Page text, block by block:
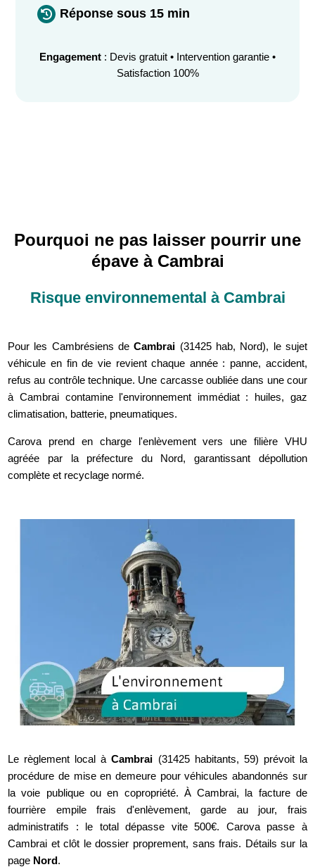
 Réponse sous 15 min
Engagement : Devis gratuit • Intervention garantie •
Satisfaction 100%
Pourquoi ne pas laisser pourrir une
épave à Cambrai
Risque environnemental à Cambrai
Pour les Cambrésiens deCambrai (31425 hab, Nord), le sujet
véhicule en fin de vie revient chaque année : panne, accident,
refus au contrôle technique. Une carcasse oubliée dans une cour
à Cambrai contamine l'environnement immédiat : huiles, gaz
climatisation, batterie, pneumatiques.
Carova prend en charge l'enlèvement vers une filière VHU
agréée par la préfecture du Nord, garantissant dépollution
complète et recyclage normé.
Le règlement local àCambrai (31425 habitants, 59) prévoit la
procédure de mise en demeure pour véhicules abandonnés sur
la voie publique ou en copropriété. À Cambrai, la facture de
fourrière empile frais d'enlèvement, garde au jour, frais
administratifs : le total dépasse vite 500€. Carova passe à
Cambrai et clôt le dossier proprement, sans frais. Détails sur la
page Nord.